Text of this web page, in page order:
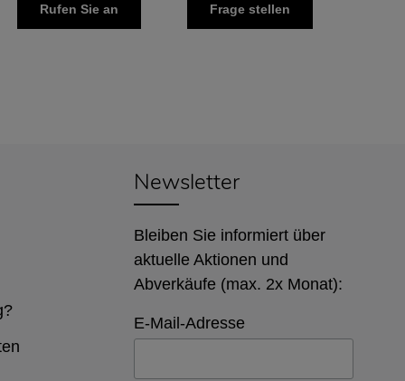
Rufen Sie an Frage stellen
Newsletter
Bleiben Sie informiert über
aktuelle Aktionen und
Abverkäufe (max. 2x Monat):
E-Mail-Adresse